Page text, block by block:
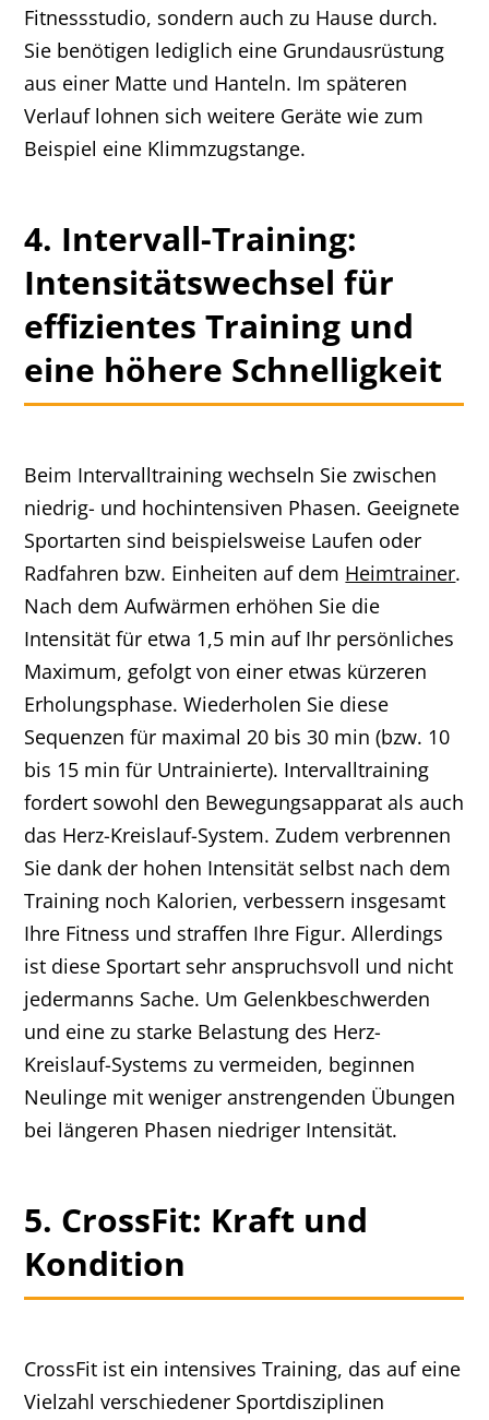
Fitnessstudio, sondern auch zu Hause durch.
Sie benötigen lediglich eine Grundausrüstung
aus einer Matte und Hanteln. Im späteren
Verlauf lohnen sich weitere Geräte wie zum
Beispiel eine Klimmzugstange.
4. Intervall-Training:
Intensitätswechsel für
effizientes Training und
eine höhere Schnelligkeit
Beim Intervalltraining wechseln Sie zwischen
niedrig- und hochintensiven Phasen. Geeignete
Sportarten sind beispielsweise Laufen oder
Radfahren bzw. Einheiten auf dem Heimtrainer.
Nach dem Aufwärmen erhöhen Sie die
Intensität für etwa 1,5 min auf Ihr persönliches
Maximum, gefolgt von einer etwas kürzeren
Erholungsphase. Wiederholen Sie diese
Sequenzen für maximal 20 bis 30 min (bzw. 10
bis 15 min für Untrainierte). Intervalltraining
fordert sowohl den Bewegungsapparat als auch
das Herz-Kreislauf-System. Zudem verbrennen
Sie dank der hohen Intensität selbst nach dem
Training noch Kalorien, verbessern insgesamt
Ihre Fitness und straffen Ihre Figur. Allerdings
ist diese Sportart sehr anspruchsvoll und nicht
jedermanns Sache. Um Gelenkbeschwerden
und eine zu starke Belastung des Herz-
Kreislauf-Systems zu vermeiden, beginnen
Neulinge mit weniger anstrengenden Übungen
bei längeren Phasen niedriger Intensität.
5. CrossFit: Kraft und
Kondition
CrossFit ist ein intensives Training, das auf eine
Vielzahl verschiedener Sportdisziplinen